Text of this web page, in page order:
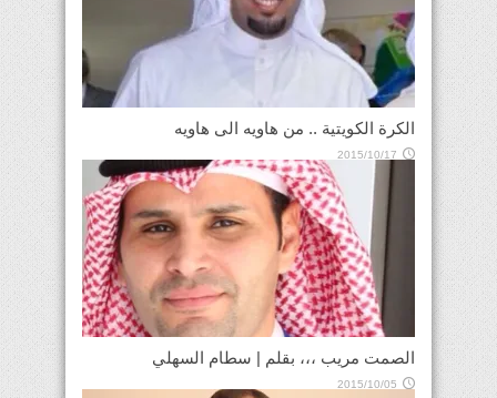
الكرة الكويتية .. من هاويه الى هاويه
2015/10/17
الصمت مريب ،،، بقلم | سطام السهلي
2015/10/05